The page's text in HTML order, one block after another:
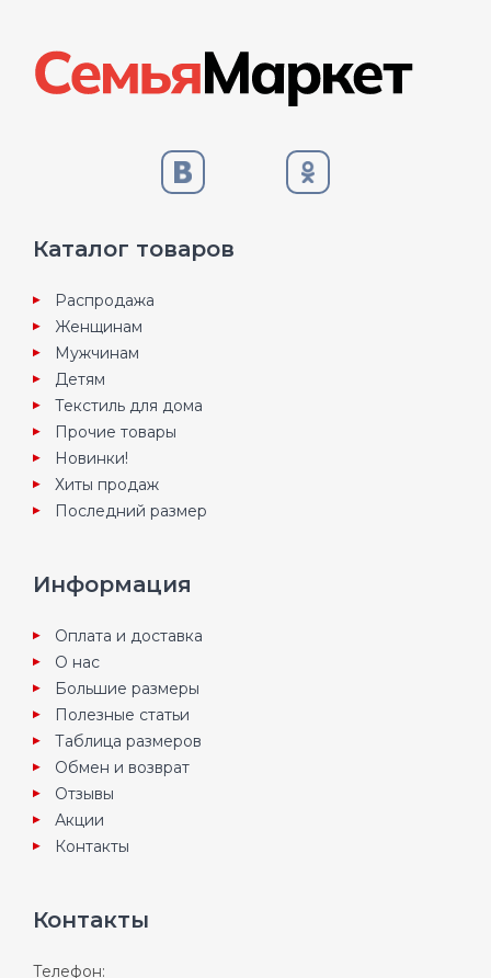
Каталог товаров
Распродажа
Женщинам
Мужчинам
Детям
Текстиль для дома
Прочие товары
Новинки!
Хиты продаж
Последний размер
Информация
Оплата и доставка
О нас
Большие размеры
Полезные статьи
Таблица размеров
Обмен и возврат
Отзывы
Акции
Контакты
Контакты
Телефон: